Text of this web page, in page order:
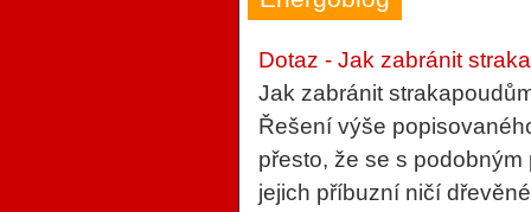
Dotaz - Jak zabránit
Jak zabránit
Řešení výše
přesto, že se s
jejich příbuzní ničí